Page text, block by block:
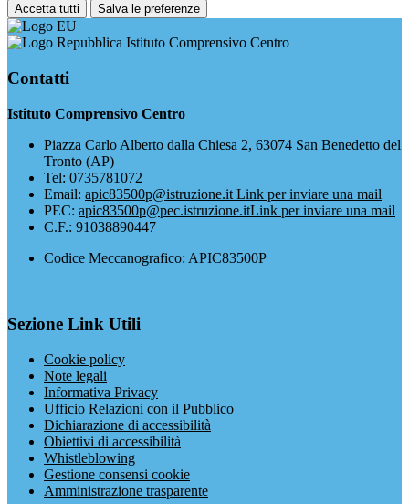
Accetta tutti Salva le preferenze
Istituto Comprensivo Centro
Contatti
Istituto Comprensivo Centro
Piazza Carlo Alberto dalla Chiesa 2, 63074 San Benedetto del
Tronto (AP)
Tel: 0735781072
Email: apic83500p@istruzione.it Link per inviare una mail
PEC: apic83500p@pec.istruzione.itLink per inviare una mail
C.F.: 91038890447
Codice Meccanografico: APIC83500P
Sezione Link Utili
Cookie policy
Note legali
Informativa Privacy
Ufficio Relazioni con il Pubblico
Dichiarazione di accessibilità
Obiettivi di accessibilità
Whistleblowing
Gestione consensi cookie
Amministrazione trasparente